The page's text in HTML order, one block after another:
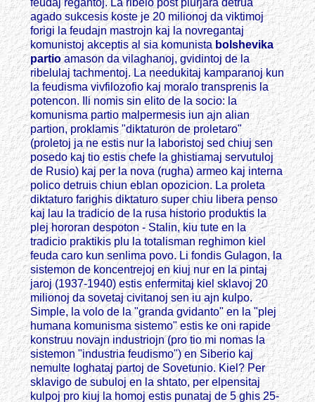
feudaj regantoj. La ribelo post plurjara detrua
agado sukcesis koste je 20 milionoj da viktimoj
forigi la feudajn mastrojn kaj la novregantaj
komunistoj akceptis al sia komunistabolshevika
partioamason da vilaghanoj, gvidintoj de la
ribelulaj tachmentoj. La needukitaj kamparanoj kun
la feudisma vivfilozofio kaj moralo transprenis la
potencon. Ili nomis sin elito de la socio: la
komunisma partio malpermesis iun ajn alian
partion, proklamis "diktaturon de proletaro"
(proletoj ja ne estis nur la laboristoj sed chiuj sen
posedo kaj tio estis chefe la ghistiamaj servutuloj
de Rusio) kaj per la nova (rugha) armeo kaj interna
polico detruis chiun eblan opozicion. La proleta
diktaturo farighis diktaturo super chiu libera penso
kaj lau la tradicio de la rusa historio produktis la
plej hororan despoton - Stalin, kiu tute en la
tradicio praktikis plu la totalisman reghimon kiel
feuda caro kun senlima povo. Li fondis Gulagon, la
sistemon de koncentrejoj en kiuj nur en la pintaj
jaroj (1937-1940) estis enfermitaj kiel sklavoj 20
milionoj da sovetaj civitanoj sen iu ajn kulpo.
Simple, la volo de la "granda gvidanto" en la "plej
humana komunisma sistemo" estis ke oni rapide
konstruu novajn industriojn (pro tio mi nomas la
sistemon "industria feudismo") en Siberio kaj
nemulte loghataj partoj de Sovetunio. Kiel? Per
sklavigo de subuloj en la shtato, per elpensitaj
kulpoj pro kiuj la homoj estis punataj de 5 ghis 25-